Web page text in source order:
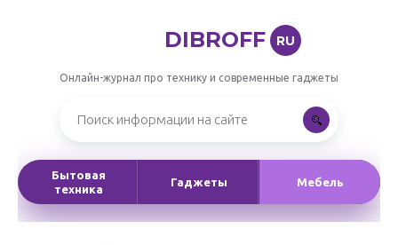
DIBROFF RU
Онлайн-журнал про технику и современные гаджеты
Бытовая
техника
Гаджеты Мебель